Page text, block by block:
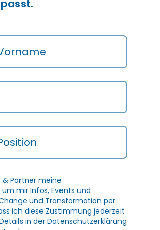
& Partner meine
mir Infos, Events und
und Transformation per
ich diese Zustimmung jederzeit
in der Datenschutzerklärung